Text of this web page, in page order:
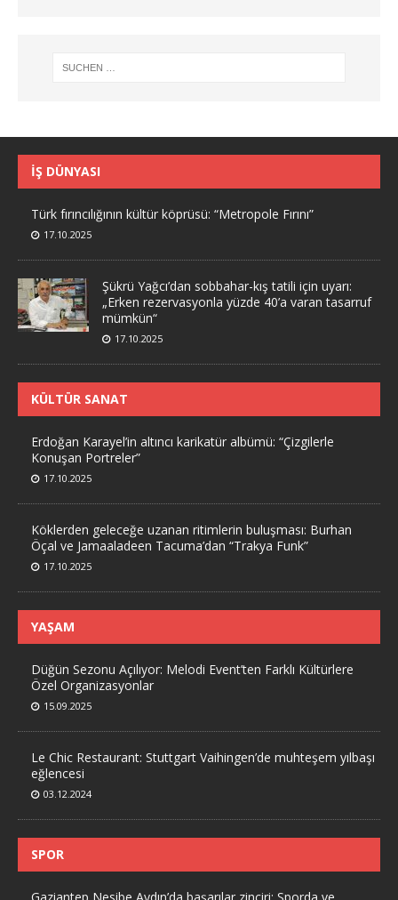
İŞ DÜNYASI
Türk fırıncılığının kültür köprüsü: “Metropole Fırını”
17.10.2025
Şükrü Yağcı’dan sobbahar-kış tatili için uyarı:
„Erken rezervasyonla yüzde 40’a varan tasarruf
mümkün“
17.10.2025
KÜLTÜR SANAT
Erdoğan Karayel’in altıncı karikatür albümü: “Çizgilerle
Konuşan Portreler”
17.10.2025
Köklerden geleceğe uzanan ritimlerin buluşması: Burhan
Öçal ve Jamaaladeen Tacuma’dan “Trakya Funk”
17.10.2025
YAŞAM
Düğün Sezonu Açılıyor: Melodi Event’ten Farklı Kültürlere
Özel Organizasyonlar
15.09.2025
Le Chic Restaurant: Stuttgart Vaihingen’de muhteşem yılbaşı
eğlencesi
03.12.2024
SPOR
Gaziantep Nesibe Aydın’da başarılar zinciri: Sporda ve